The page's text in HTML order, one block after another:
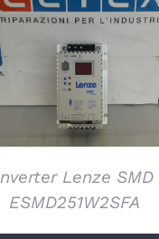
DETTAGLI
Lenze SMD
ESMD251W2SFA